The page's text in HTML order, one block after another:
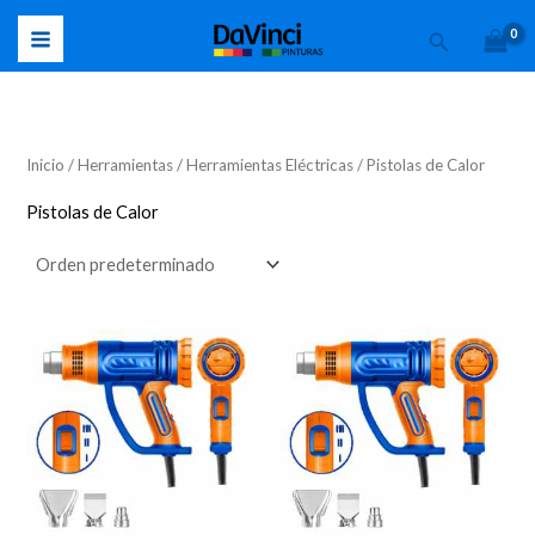
Buscar
Inicio /Herramientas/Herramientas Eléctricas/ Pistolas de Calor
Pistolas de Calor